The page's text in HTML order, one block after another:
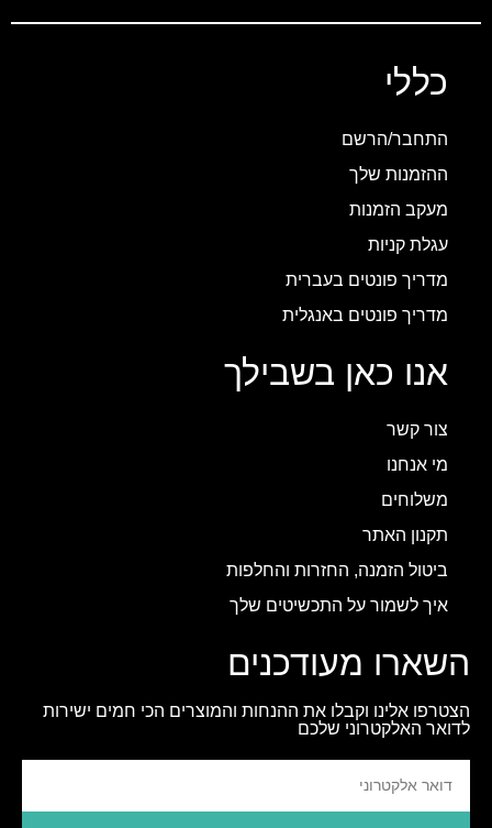
כללי
התחבר/הרשם
ההזמנות שלך
מעקב הזמנות
עגלת קניות
מדריך פונטים בעברית
מדריך פונטים באנגלית
אנו כאן בשבילך
צור קשר
מי אנחנו
משלוחים
תקנון האתר
ביטול הזמנה, החזרות והחלפות
איך לשמור על התכשיטים שלך
השארו מעודכנים
הצטרפו אלינו וקבלו את ההנחות והמוצרים הכי חמים ישירות
לדואר האלקטרוני שלכם